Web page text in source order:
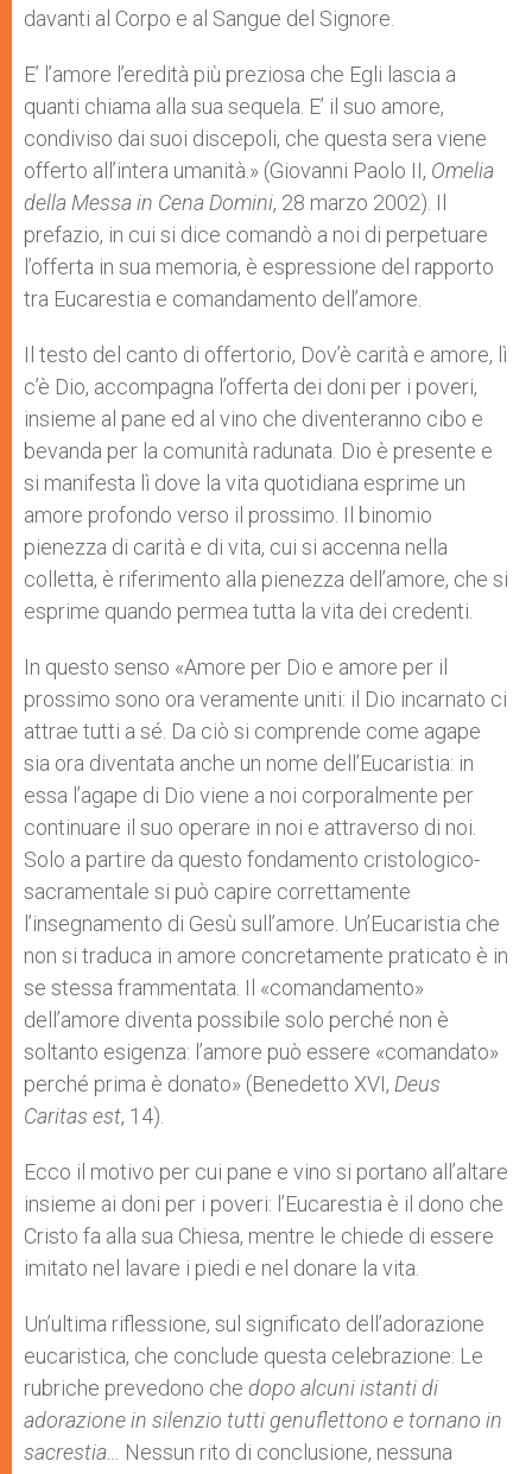
davanti al Corpo e al Sangue del Signore.
E’ l’amore l’eredità più preziosa che Egli lascia a
quanti chiama alla sua sequela. E’ il suo amore,
condiviso dai suoi discepoli, che questa sera viene
offerto all’intera umanità.» (Giovanni Paolo II, Omelia
della Messa in Cena Domini, 28 marzo 2002). Il
prefazio, in cui si dice comandò a noi di perpetuare
l’offerta in sua memoria, è espressione del rapporto
tra Eucarestia e comandamento dell’amore.
Il testo del canto di offertorio, Dov’è carità e amore, lì
c’è Dio, accompagna l’offerta dei doni per i poveri,
insieme al pane ed al vino che diventeranno cibo e
bevanda per la comunità radunata. Dio è presente e
si manifesta lì dove la vita quotidiana esprime un
amore profondo verso il prossimo. Il binomio
pienezza di carità e di vita, cui si accenna nella
colletta, è riferimento alla pienezza dell’amore, che si
esprime quando permea tutta la vita dei credenti.
In questo senso «Amore per Dio e amore per il
prossimo sono ora veramente uniti: il Dio incarnato ci
attrae tutti a sé. Da ciò si comprende come agape
sia ora diventata anche un nome dell’Eucaristia: in
essa l’agape di Dio viene a noi corporalmente per
continuare il suo operare in noi e attraverso di noi.
Solo a partire da questo fondamento cristologico-
sacramentale si può capire correttamente
l’insegnamento di Gesù sull’amore. Un’Eucaristia che
non si traduca in amore concretamente praticato è in
se stessa frammentata. Il «comandamento»
dell’amore diventa possibile solo perché non è
soltanto esigenza: l’amore può essere «comandato»
perché prima è donato» (Benedetto XVI, Deus
Caritas est, 14).
Ecco il motivo per cui pane e vino si portano all’altare
insieme ai doni per i poveri: l’Eucarestia è il dono che
Cristo fa alla sua Chiesa, mentre le chiede di essere
imitato nel lavare i piedi e nel donare la vita.
Un’ultima riflessione, sul significato dell’adorazione
eucaristica, che conclude questa celebrazione: Le
rubriche prevedono che dopo alcuni istanti di
adorazione in silenzio tutti genuflettono e tornano in
sacrestia…
Nessun rito di conclusione, nessuna